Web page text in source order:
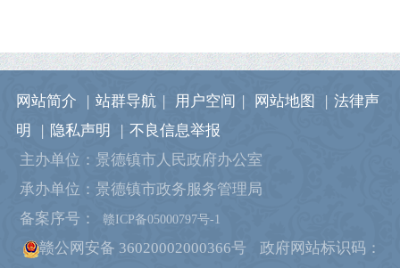
网站简介 | 站群导航 | 用户空间 | 网站地图 | 法律声
明
| 隐私声明 | 不良信息举报
主办单位：景德镇市人民政府办公室
承办单位：景德镇市政务服务管理局
备案序号：
赣ICP备05000797号-1
赣公网安备 36020002000366号 政府网站标识码：